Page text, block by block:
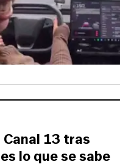
13 tras
lo que se sabe